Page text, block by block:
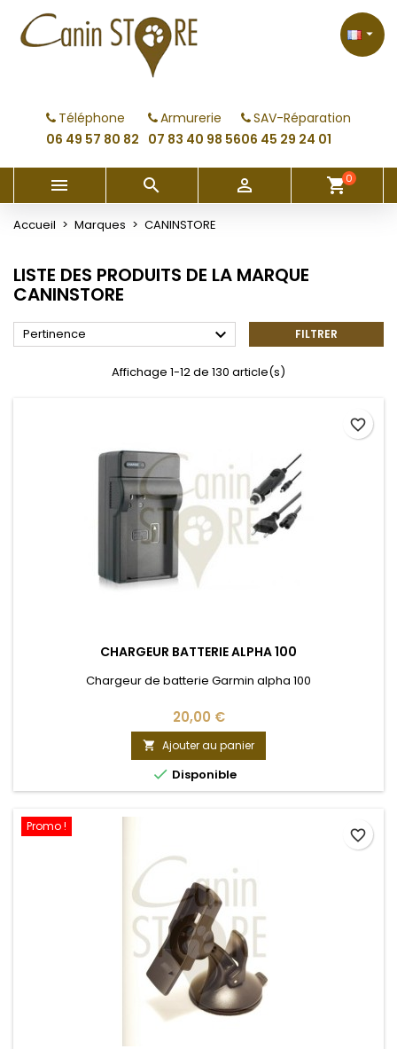
Téléphone
06 49 57 80 82
Armurerie
07 83 40 98 56
SAV-Réparation
06 45 29 24 01

   shopping_cart0
Accueil Marques CANINSTORE
LISTE DES PRODUITS DE LA MARQUE
CANINSTORE
Pertinence  FILTRER
Affichage 1-12 de 130 article(s)
CHARGEUR BATTERIE ALPHA 100
Chargeur de batterie Garmin alpha 100
20,00 €
 Ajouter au panier
 Disponible
favorite_border
Promo !
favorite_border
My wishlists ×
Create new list
((modalTitle)) ×
((confirmMessage))
((cancelText)) ((modalDeleteText))
Créer une liste d'envies ×
Créer une liste d'envies
Connexion ×
Vous devez être connecté pour ajouter des produits